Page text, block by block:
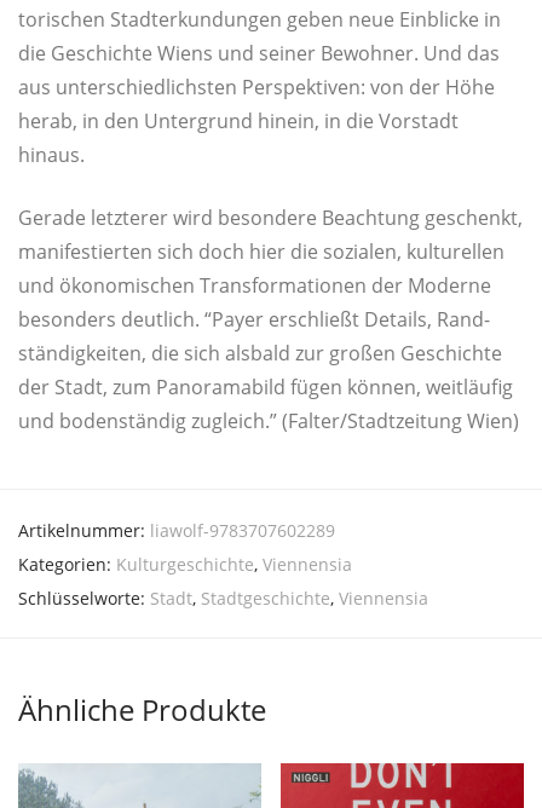
to­ri­schen Stadt­er­kun­dun­gen geben neue Ein­bli­cke in
die Geschich­te Wiens und sei­ner Bewoh­ner. Und das
aus unter­schied­lichs­ten Per­spek­ti­ven: von der Höhe
her­ab, in den Unter­grund hin­ein, in die Vor­stadt
hinaus.
Gera­de letz­te­rer wird beson­de­re Beach­tung geschenkt,
mani­fes­tier­ten sich doch hier die sozia­len, kul­tu­rel­len
und öko­no­mi­schen Trans­for­ma­tio­nen der Moder­ne
beson­ders deut­lich. “Payer erschließt Details, Rand­
stän­dig­kei­ten, die sich als­bald zur gro­ßen Geschich­te
der Stadt, zum Pan­ora­ma­bild fügen kön­nen, weit­läu­fig
und boden­stän­dig zugleich.” (Falter/Stadtzeitung Wien)
Artikelnummer: liawolf-9783707602289
Kategorien: Kulturgeschichte, Viennensia
Schlüsselworte: Stadt, Stadtgeschichte, Viennensia
Ähnliche Produkte